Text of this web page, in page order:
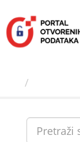
sadržaj